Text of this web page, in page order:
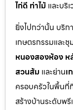
ไก่ดี ท่าไม้ และบริ
ยิ่งไปกว่านั้น บริก
เกษตรกรรมและ
หนองสองห้อง ห
สวนส้ม และย่าน
ครอบครัวในพื้นที่ที่
สร้างบ้านระดับพ